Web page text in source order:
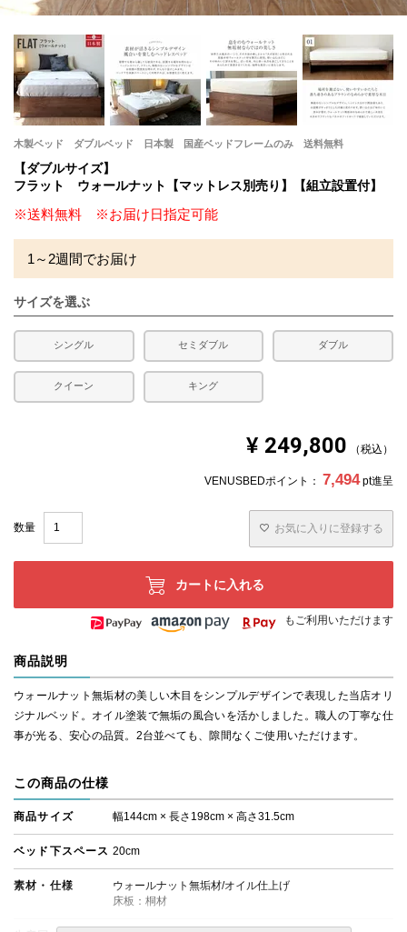
木製ベッド ダブルベッド 日本製 国産ベッドフレームのみ 送料無料
【ダブルサイズ】
フラット ウォールナット【マットレス別売り】【組立設置付】
※送料無料 ※お届け日指定可能
1～2週間でお届け
サイズを選ぶ
シングル セミダブル ダブル
クイーン キング
¥ 249,800 税込
VENUSBEDポイント： 7,494 pt進呈
お気に入りに登録する
カートに入れる
もご利用いただけます
商品説明
ウォールナット無垢材の美しい木目をシンプルデザインで表現した当店オリ
ジナルベッド。オイル塗装で無垢の風合いを活かしました。職人の丁寧な仕
事が光る、安心の品質。2台並べても、隙間なくご使用いただけます。
この商品の仕様
商品サイズ 幅144cm × 長さ198cm × 高さ31.5cm
ベッド下スペース 20cm
素材・仕様
ウォールナット無垢材/オイル仕上げ
床板：桐材